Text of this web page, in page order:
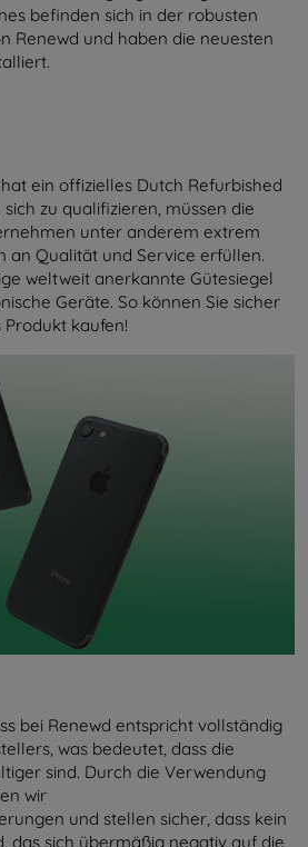
befinden sich in der robusten
Renewd und haben die neuesten
ein offizielles Dutch Refurbished
zu qualifizieren, müssen die
unter anderem extrem
an Qualität und Service erfüllen.
weltweit anerkannte Gütesiegel
Geräte. So können Sie sicher
Produkt kaufen!
bei Renewd entspricht vollständig
was bedeutet, dass die
sind. Durch die Verwendung
wir
und stellen sicher, dass kein
das sich übermäßig negativ auf die